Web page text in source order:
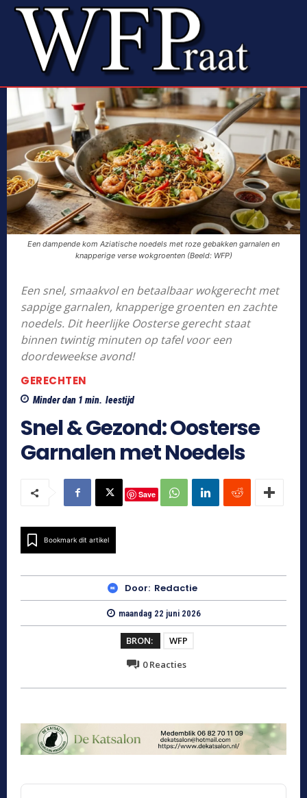
Een dampende kom Aziatische noedels met roze gebakken garnalen en
knapperige verse wokgroenten (Beeld: WFP)
Een snel, smaakvol en betaalbaar wokgerecht met
sappige garnalen, knapperige groenten en zachte
noedels. Dit heerlijke Oosterse gerecht staat
binnen twintig minuten op tafel voor een
doordeweekse avond!
GERECHTEN
Minder dan 1 min. leestijd
Snel & Gezond: Oosterse
Garnalen met Noedels
Save
Bookmark dit artikel
Door: Redactie
maandag 22 juni 2026
BRON:
WFP
0Reacties